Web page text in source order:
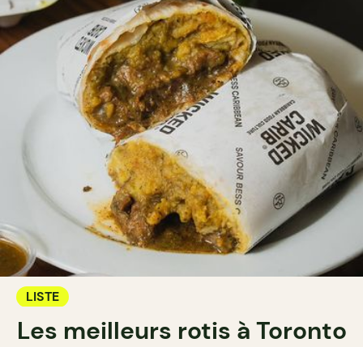
LISTE
Les meilleurs rotis à Toronto